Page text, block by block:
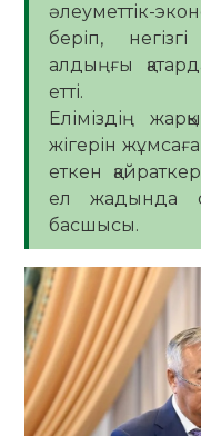
әлеуметтік-
беріп,
алдыңғы
етті.
Еліміздің
жігерін
еткен
ел жадында
басшысы.